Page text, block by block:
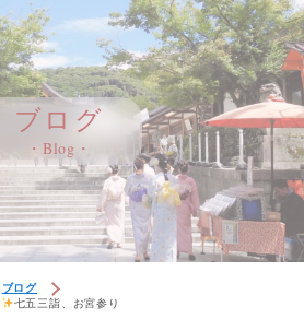
ブログ
・Blog・
ブログ
七五三詣、お宮参り